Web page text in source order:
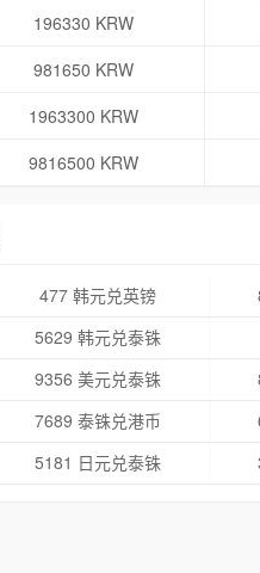
196330 KRW
981650 KRW
1963300 KRW
9816500 KRW
477 韩元兑英镑
5629 韩元兑泰铢
9356 美元兑泰铢
7689 泰铢兑港币
5181 日元兑泰铢